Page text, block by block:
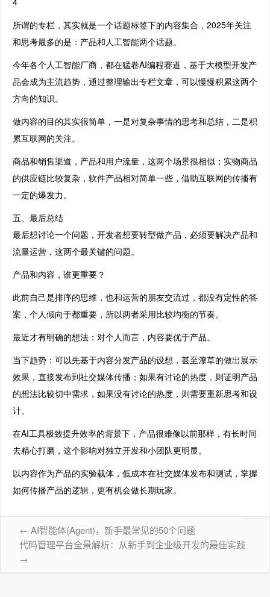
所谓的专栏，其实就是一个话题标签下的内容集合，2025年关注
和思考最多的是：产品和人工智能两个话题。
今年各个人工智能厂商，都在猛卷AI编程赛道，基于大模型开发产
品会成为主流趋势，通过整理输出专栏文章，可以慢慢积累这两个
方向的知识。
做内容的目的其实很简单，一是对复杂事情的思考和总结，二是积
累互联网的关注。
商品和销售渠道，产品和用户流量，这两个场景很相似；实物商品
的供应链比较复杂，软件产品相对简单一些，借助互联网的传播有
一定的爆发力。
五、最后总结
最后想讨论一个问题，开发者想要转型做产品，必须要解决产品和
流量运营，这两个最关键的问题。
产品和内容，谁更重要？
此前自己是排序的思维，也和运营的朋友交流过，都没有定性的答
案，个人倾向于都重要，所以两者采用比较均衡的节奏。
最近才有明确的想法：对个人而言，内容要优于产品。
当下趋势：可以先基于内容分发产品的设想，甚至潦草的做出展示
效果，直接发布到社交媒体传播；如果有讨论的热度，则证明产品
的想法比较切中需求，如果没有讨论的热度，则需要重新思考和设
计。
在AI工具极致提升效率的背景下，产品很难像以前那样，有长时间
去精心打磨，这个影响对独立开发和小团队更明显。
以内容作为产品的实验载体，低成本在社交媒体发布和测试，掌握
如何传播产品的逻辑，更有机会做长期玩家。
← AI智能体(Agent)，新手最常见的50个问题
代码管理平台全景解析：从新手到企业级开发的最佳实践
→